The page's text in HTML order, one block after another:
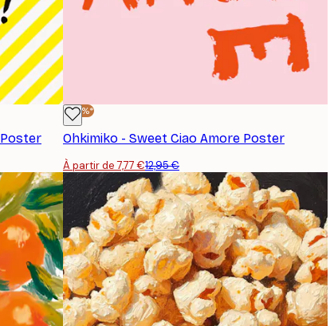
-40%*
Ohkimiko - Sweet Ciao Amore Poster
À partir de 7,77 €12,95 €